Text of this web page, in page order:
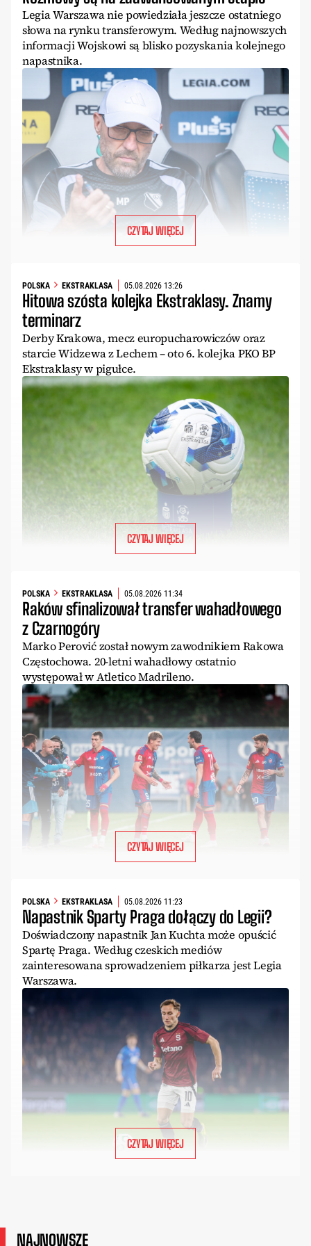
Legia Warszawa nie powiedziała jeszcze ostatniego
słowa na rynku transferowym. Według najnowszych
informacji Wojskowi są blisko pozyskania kolejnego
napastnika.
CZYTAJ WIĘCEJ
POLSKA EKSTRAKLASA 05.08.2026 13:26
Hitowa szósta kolejka Ekstraklasy. Znamy
terminarz
Derby Krakowa, mecz europucharowiczów oraz
starcie Widzewa z Lechem – oto 6. kolejka PKO BP
Ekstraklasy w pigułce.
CZYTAJ WIĘCEJ
POLSKA EKSTRAKLASA 05.08.2026 11:34
Raków sfinalizował transfer wahadłowego
z Czarnogóry
Marko Perović został nowym zawodnikiem Rakowa
Częstochowa. 20-letni wahadłowy ostatnio
występował w Atletico Madrileno.
CZYTAJ WIĘCEJ
POLSKA EKSTRAKLASA 05.08.2026 11:23
Napastnik Sparty Praga dołączy do Legii?
Doświadczony napastnik Jan Kuchta może opuścić
Spartę Praga. Według czeskich mediów
zainteresowana sprowadzeniem piłkarza jest Legia
Warszawa.
CZYTAJ WIĘCEJ
NAJNOWSZE